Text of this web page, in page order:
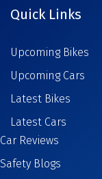
Quick Links
Upcoming Bikes
Upcoming Cars
Latest Bikes
Latest Cars
Car Reviews
Safety Blogs